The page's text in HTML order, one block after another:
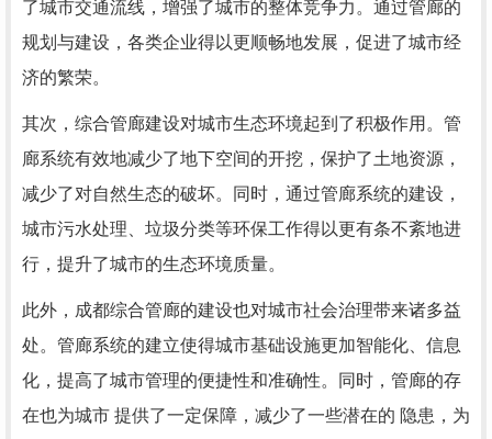
了城市交通流线，增强了城市的整体竞争力。通过管廊的
规划与建设，各类企业得以更顺畅地发展，促进了城市经
济的繁荣。
其次，综合管廊建设对城市生态环境起到了积极作用。管
廊系统有效地减少了地下空间的开挖，保护了土地资源，
减少了对自然生态的破坏。同时，通过管廊系统的建设，
城市污水处理、垃圾分类等环保工作得以更有条不紊地进
行，提升了城市的生态环境质量。
此外，成都综合管廊的建设也对城市社会治理带来诸多益
处。管廊系统的建立使得城市基础设施更加智能化、信息
化，提高了城市管理的便捷性和准确性。同时，管廊的存
在也为城市 提供了一定保障，减少了一些潜在的 隐患，为